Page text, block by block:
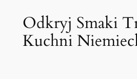
Odkryj Smaki
Kuchni